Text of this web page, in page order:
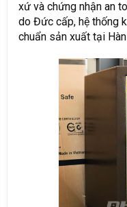
xứ và chứng nhận an
do Đức cấp, hệ thống
chuẩn sản xuất tại